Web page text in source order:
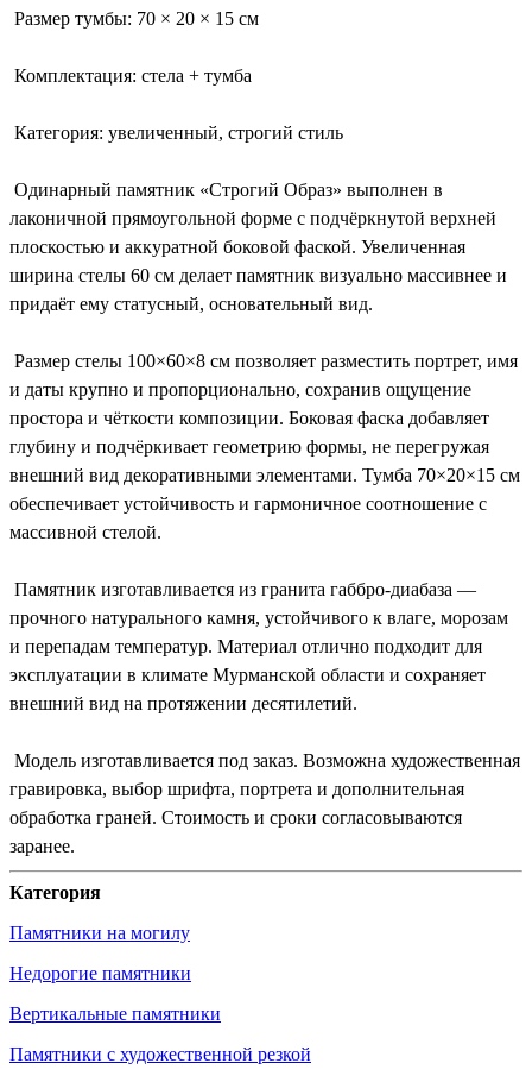
Размер тумбы: 70 × 20 × 15 см
Комплектация: стела + тумба
Категория: увеличенный, строгий стиль
Одинарный памятник «Строгий Образ» выполнен в
лаконичной прямоугольной форме с подчёркнутой верхней
плоскостью и аккуратной боковой фаской. Увеличенная
ширина стелы 60 см делает памятник визуально массивнее и
придаёт ему статусный, основательный вид.
Размер стелы 100×60×8 см позволяет разместить портрет, имя
и даты крупно и пропорционально, сохранив ощущение
простора и чёткости композиции. Боковая фаска добавляет
глубину и подчёркивает геометрию формы, не перегружая
внешний вид декоративными элементами. Тумба 70×20×15 см
обеспечивает устойчивость и гармоничное соотношение с
массивной стелой.
Памятник изготавливается из гранита габбро-диабаза —
прочного натурального камня, устойчивого к влаге, морозам
и перепадам температур. Материал отлично подходит для
эксплуатации в климате Мурманской области и сохраняет
внешний вид на протяжении десятилетий.
Модель изготавливается под заказ. Возможна художественная
гравировка, выбор шрифта, портрета и дополнительная
обработка граней. Стоимость и сроки согласовываются
заранее.
Категория
Памятники на могилу
Недорогие памятники
Вертикальные памятники
Памятники с художественной резкой